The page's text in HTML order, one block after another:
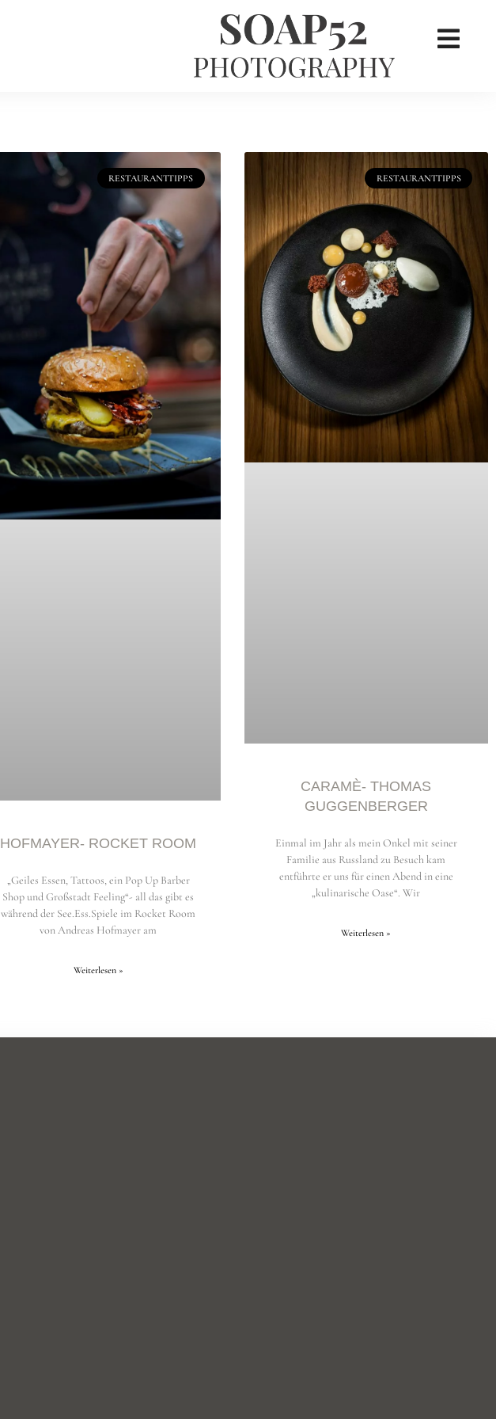
×
RESTAURANTTIPPS
HOFMAYER- ROCKET ROOM
„Geiles Essen, Tattoos, ein Pop Up Barber
Shop und Großstadt Feeling“- all das gibt es
während der See.Ess.Spiele im Rocket Room
von Andreas Hofmayer am
Weiterlesen »
RESTAURANTTIPPS
CARAMÈ- THOMAS
GUGGENBERGER
Einmal im Jahr als mein Onkel mit seiner
Familie aus Russland zu Besuch kam
entführte er uns für einen Abend in eine
„kulinarische Oase“. Wir
Weiterlesen »